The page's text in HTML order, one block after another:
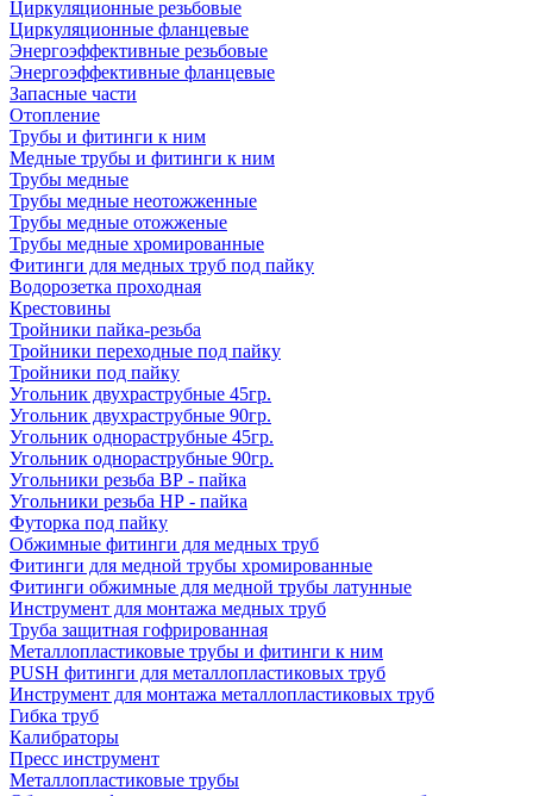
Циркуляционные резьбовые
Циркуляционные фланцевые
Энергоэффективные резьбовые
Энергоэффективные фланцевые
Запасные части
Отопление
Трубы и фитинги к ним
Медные трубы и фитинги к ним
Трубы медные
Трубы медные неотожженные
Трубы медные отожженые
Трубы медные хромированные
Фитинги для медных труб под пайку
Водорозетка проходная
Крестовины
Тройники пайка-резьба
Тройники переходные под пайку
Тройники под пайку
Угольник двухраструбные 45гр.
Угольник двухраструбные 90гр.
Угольник однораструбные 45гр.
Угольник однораструбные 90гр.
Угольники резьба ВР - пайка
Угольники резьба НР - пайка
Футорка под пайку
Обжимные фитинги для медных труб
Фитинги для медной трубы хромированные
Фитинги обжимные для медной трубы латунные
Инструмент для монтажа медных труб
Труба защитная гофрированная
Металлопластиковые трубы и фитинги к ним
PUSH фитинги для металлопластиковых труб
Инструмент для монтажа металлопластиковых труб
Гибка труб
Калибраторы
Пресс инструмент
Металлопластиковые трубы